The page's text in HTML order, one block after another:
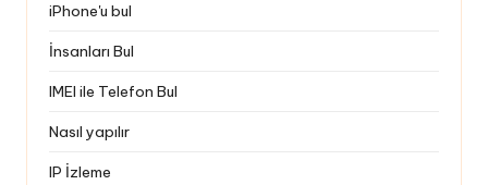
iPhone'u bul
İnsanları Bul
IMEI ile Telefon Bul
Nasıl yapılır
IP İzleme